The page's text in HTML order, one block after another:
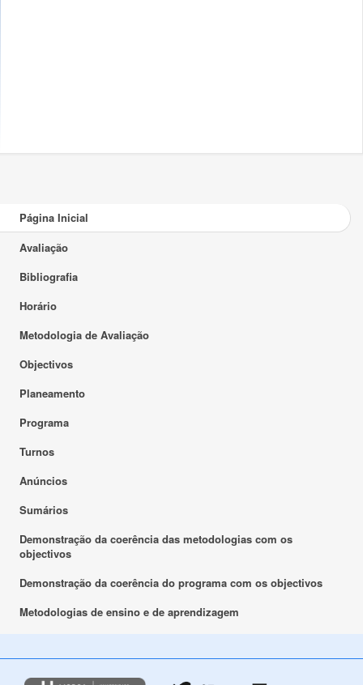
Página Inicial
Avaliação
Bibliografia
Horário
Metodologia de Avaliação
Objectivos
Planeamento
Programa
Turnos
Anúncios
Sumários
Demonstração da coerência das metodologias com os
objectivos
Demonstração da coerência do programa com os objectivos
Metodologias de ensino e de aprendizagem